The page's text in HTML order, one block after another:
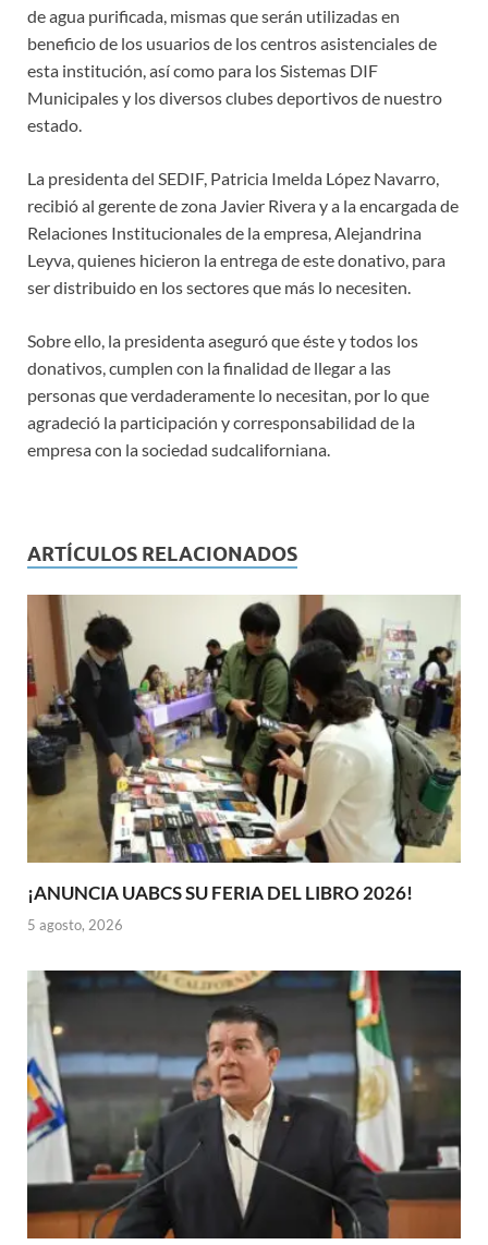
de agua purificada, mismas que serán utilizadas en
beneficio de los usuarios de los centros asistenciales de
esta institución, así como para los Sistemas DIF
Municipales y los diversos clubes deportivos de nuestro
estado.
La presidenta del SEDIF, Patricia Imelda López Navarro,
recibió al gerente de zona Javier Rivera y a la encargada de
Relaciones Institucionales de la empresa, Alejandrina
Leyva, quienes hicieron la entrega de este donativo, para
ser distribuido en los sectores que más lo necesiten.
Sobre ello, la presidenta aseguró que éste y todos los
donativos, cumplen con la finalidad de llegar a las
personas que verdaderamente lo necesitan, por lo que
agradeció la participación y corresponsabilidad de la
empresa con la sociedad sudcaliforniana.
ARTÍCULOS RELACIONADOS
¡ANUNCIA UABCS SU FERIA DEL LIBRO 2026!
5 agosto, 2026